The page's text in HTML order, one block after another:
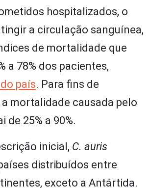
hospitalizados, o
a circulação sanguínea,
de mortalidade que
a 78% dos pacientes,
país. Para fins de
mortalidade causada pelo
de 25% a 90%.
inicial, C. auris
distribuídos entre
exceto a Antártida.